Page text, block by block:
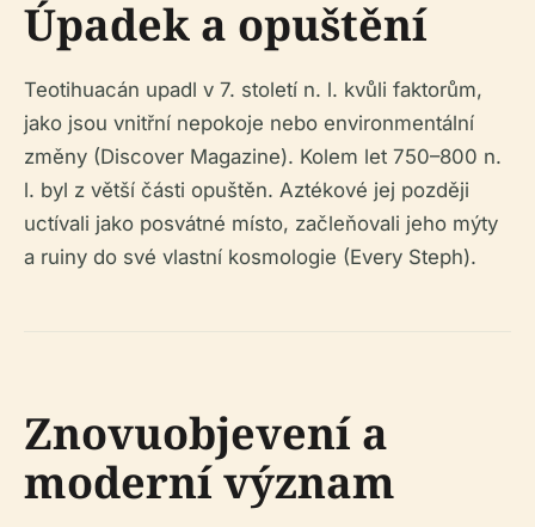
Úpadek a opuštění
Teotihuacán upadl v 7. století n. l. kvůli faktorům,
jako jsou vnitřní nepokoje nebo environmentální
změny (Discover Magazine). Kolem let 750–800 n.
l. byl z větší části opuštěn. Aztékové jej později
uctívali jako posvátné místo, začleňovali jeho mýty
a ruiny do své vlastní kosmologie (Every Steph).
Znovuobjevení a
moderní význam